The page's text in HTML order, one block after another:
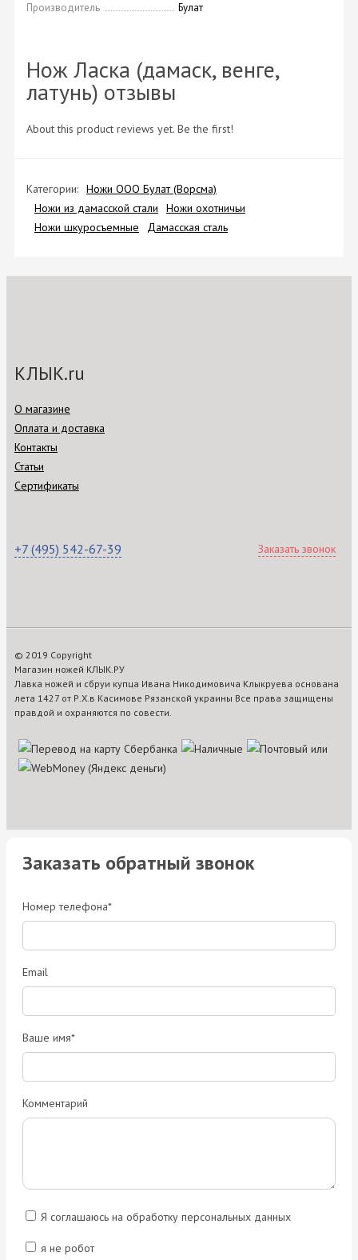
Производитель
Булат
Нож Ласка (дамаск, венге,
латунь) отзывы
About this product reviews yet. Be the first!
Категории: Ножи ООО Булат (Ворсма)
Ножи из дамасской стали
Ножи охотничьи
Ножи шкуросъемные
Дамасская сталь
КЛЫК.ru
О магазине
Оплата и доставка
Контакты
Статьи
Сертификаты
+7 (495) 542-67-39 Заказать звонок
© 2019 Copyright
Магазин ножей КЛЫК.РУ
Лавка ножей и сбруи купца Ивана Никодимовича Клыкруева основана
лета 1427 от Р.Х.в Касимове Рязанской украины Все права защищены
правдой и охраняются по совести.
Заказать обратный звонок
Номер телефона*
Email
Ваше имя*
Комментарий
Я соглашаюсь на обработку персональных данных
я не робот